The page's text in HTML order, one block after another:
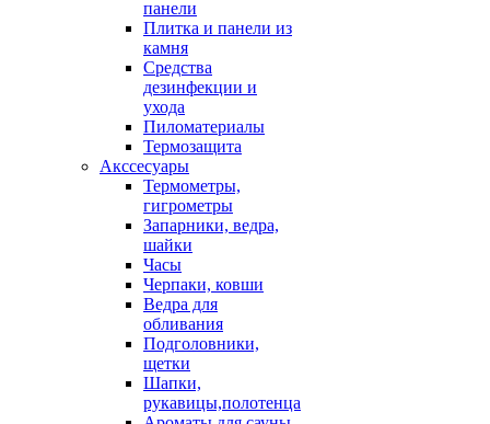
панели
Плитка и панели из
камня
Средства
дезинфекции и
ухода
Пиломатериалы
Термозащита
Аксcесуары
Термометры,
гигрометры
Запарники, ведра,
шайки
Часы
Черпаки, ковши
Ведра для
обливания
Подголовники,
щетки
Шапки,
рукавицы,полотенца